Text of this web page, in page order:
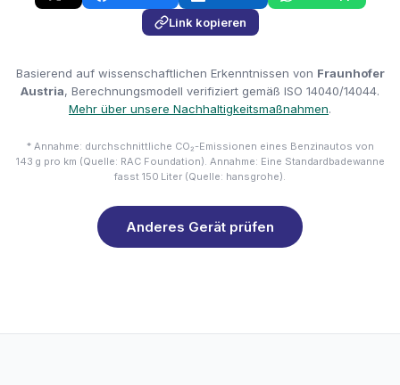
Link kopieren
Basierend auf wissenschaftlichen Erkenntnissen von Fraunhofer
Austria, Berechnungsmodell verifiziert gemäß ISO 14040/14044.
Mehr über unsere Nachhaltigkeitsmaßnahmen.
* Annahme: durchschnittliche CO₂-Emissionen eines Benzinautos von
143 g pro km (Quelle: RAC Foundation). Annahme: Eine Standardbadewanne
fasst 150 Liter (Quelle: hansgrohe).
Anderes Gerät prüfen